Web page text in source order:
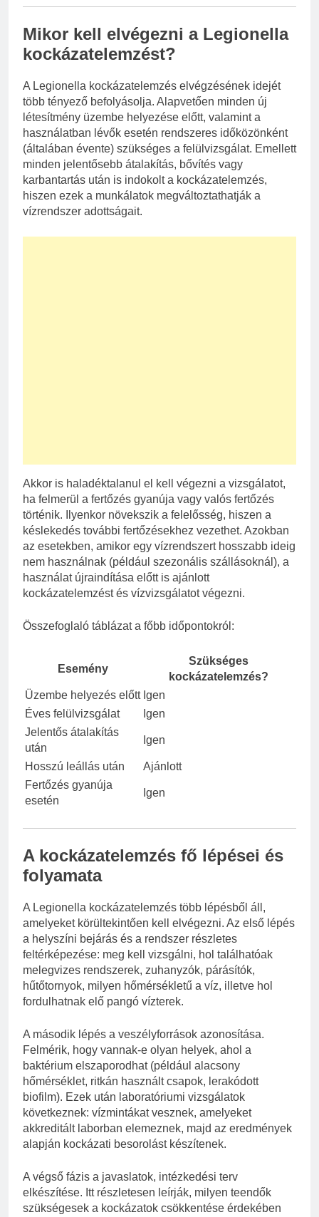
Mikor kell elvégezni a Legionella
kockázatelemzést?
A Legionella kockázatelemzés elvégzésének idejét
több tényező befolyásolja. Alapvetően minden új
létesítmény üzembe helyezése előtt, valamint a
használatban lévők esetén rendszeres időközönként
(általában évente) szükséges a felülvizsgálat. Emellett
minden jelentősebb átalakítás, bővítés vagy
karbantartás után is indokolt a kockázatelemzés,
hiszen ezek a munkálatok megváltoztathatják a
vízrendszer adottságait.
Akkor is haladéktalanul el kell végezni a vizsgálatot,
ha felmerül a fertőzés gyanúja vagy valós fertőzés
történik. Ilyenkor növekszik a felelősség, hiszen a
késlekedés további fertőzésekhez vezethet. Azokban
az esetekben, amikor egy vízrendszert hosszabb ideig
nem használnak (például szezonális szállásoknál), a
használat újraindítása előtt is ajánlott
kockázatelemzést és vízvizsgálatot végezni.
Összefoglaló táblázat a főbb időpontokról:
Esemény
Szükséges
kockázatelemzés?
Üzembe helyezés előtt Igen
Éves felülvizsgálat
Igen
Jelentős átalakítás
után
Igen
Hosszú leállás után
Ajánlott
Fertőzés gyanúja
esetén
Igen
A kockázatelemzés fő lépései és
folyamata
A Legionella kockázatelemzés több lépésből áll,
amelyeket körültekintően kell elvégezni. Az első lépés
a helyszíni bejárás és a rendszer részletes
feltérképezése: meg kell vizsgálni, hol találhatóak
melegvizes rendszerek, zuhanyzók, párásítók,
hűtőtornyok, milyen hőmérsékletű a víz, illetve hol
fordulhatnak elő pangó vízterek.
A második lépés a veszélyforrások azonosítása.
Felmérik, hogy vannak-e olyan helyek, ahol a
baktérium elszaporodhat (például alacsony
hőmérséklet, ritkán használt csapok, lerakódott
biofilm). Ezek után laboratóriumi vizsgálatok
következnek: vízmintákat vesznek, amelyeket
akkreditált laborban elemeznek, majd az eredmények
alapján kockázati besorolást készítenek.
A végső fázis a javaslatok, intézkedési terv
elkészítése. Itt részletesen leírják, milyen teendők
szükségesek a kockázatok csökkentése érdekében